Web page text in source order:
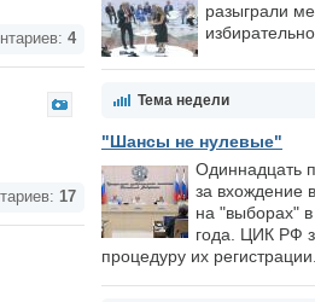
разыграли
Тема недели
"Шансы не нулевые"
Одиннадцать
за вхождение
на "выборах"
года. ЦИК РФ
процедуру их регистрации.
4
17